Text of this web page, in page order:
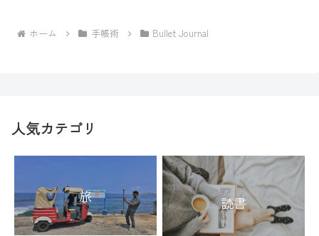
ホーム 手帳術 Bullet Journal
人気カテゴリ
旅 読書